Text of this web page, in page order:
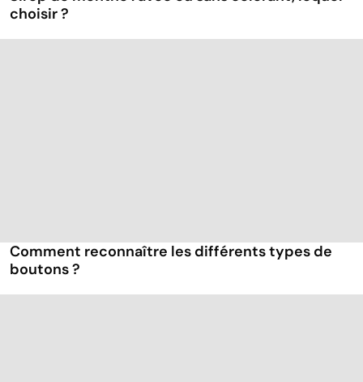
choisir ?
Comment reconnaître les différents types de
boutons ?